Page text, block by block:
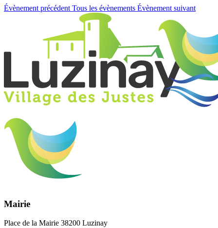
Évènement précédent Tous les évènements Évènement suivant
Mairie
Place de la Mairie 38200 Luzinay